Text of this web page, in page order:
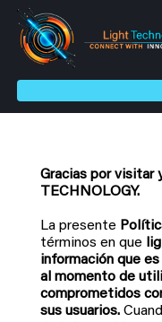
Buscar:
Gracias por visitar
TECHNOLOGY.
La presente
términos en que
información que
al momento de
comprometidos
sus usuarios.